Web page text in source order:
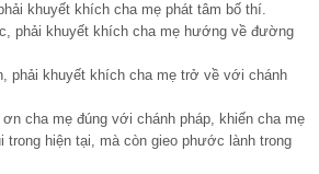
khuyết khích cha mẹ phát tâm bố thí.
phải khuyết khích cha mẹ hướng về đường
phải khuyết khích cha mẹ trở về với chánh
cha mẹ đúng với chánh pháp, khiến cha mẹ
trong hiện tại, mà còn gieo phước lành trong